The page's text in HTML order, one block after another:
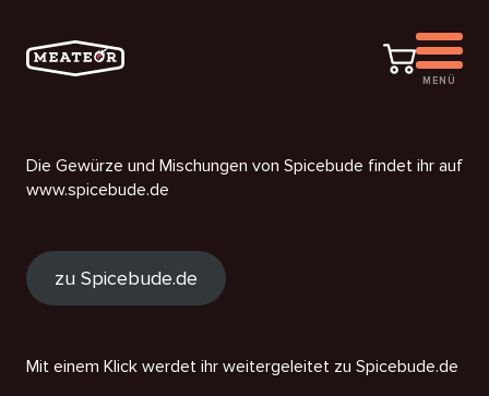
MENÜ
Die Gewürze und Mischungen von Spicebude findet ihr auf
www.spicebude.de
zu Spicebude.de
Mit einem Klick werdet ihr weitergeleitet zu Spicebude.de